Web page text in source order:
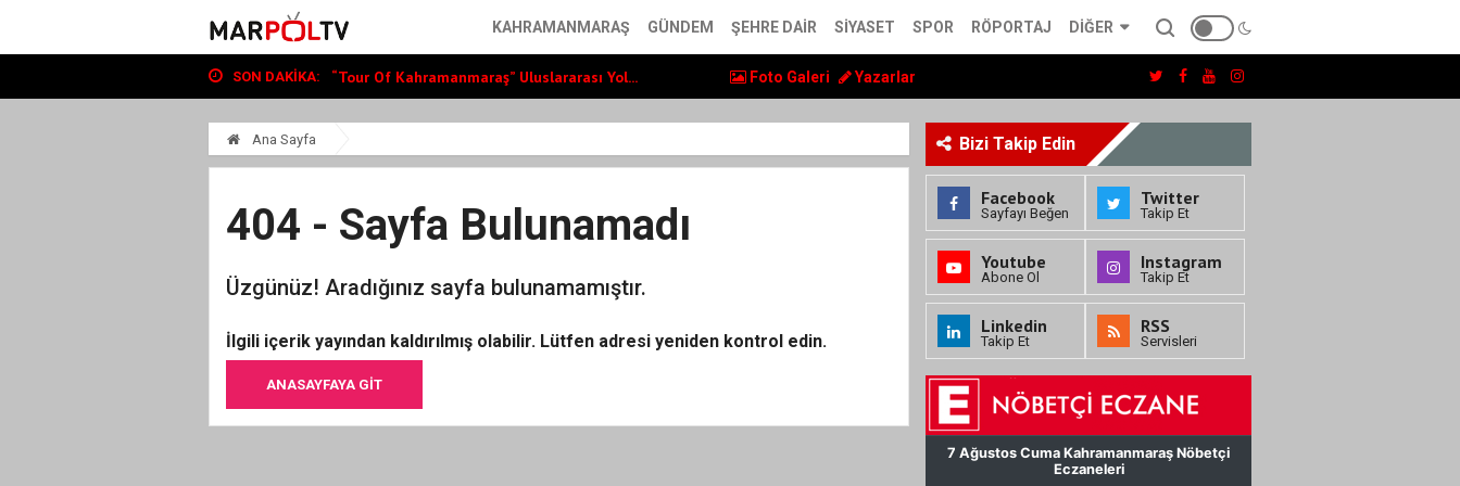
KAHRAMANMARAŞ GÜNDEM ŞEHRE DAIR SIYASET SPOR RÖPORTAJ DIĞER
SON DAKIKA:
Büyükşehir, Andırın’da Yol Yatırımlarını...
“Tour Of Kahramanmaraş” Uluslararası Yol...
Bin Öğrenciye Ücretsiz LGS ve YKS Kursu...
Büyükşehir, Andırın’da Yol Yatırımlarını...
“Tour Of Kahramanmaraş” Uluslararası Yol...
Foto Galeri Yazarlar
Ana Sayfa
404 - Sayfa Bulunamadı
Üzgünüz! Aradığınız sayfa bulunamamıştır.
İlgili içerik yayından kaldırılmış olabilir. Lütfen adresi yeniden kontrol edin.
ANASAYFAYA GIT
Bizi Takip Edin
Facebook
Sayfayı Beğen
Twitter
Takip Et
Youtube
Abone Ol
Instagram
Takip Et
Linkedin
Takip Et
RSS
Servisleri